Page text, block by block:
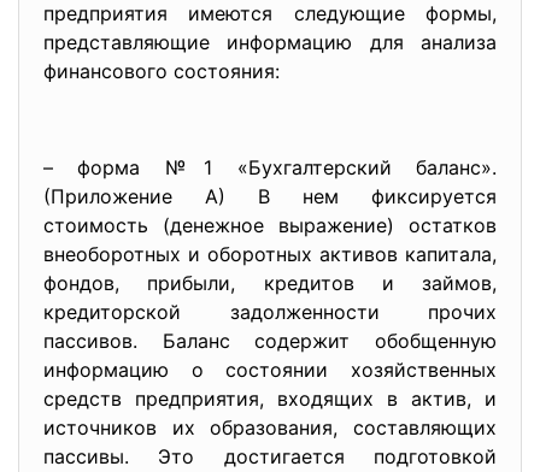
предприятия имеются следующие формы,
представляющие информацию для анализа
финансового состояния:
– форма №1 «Бухгалтерский баланс».
(Приложение А) В нем фиксируется
стоимость (денежное выражение) остатков
внеоборотных и оборотных активов капитала,
фондов, прибыли, кредитов и займов,
кредиторской задолженности прочих
пассивов. Баланс содержит обобщенную
информацию о состоянии хозяйственных
средств предприятия, входящих в актив, и
источников их образования, составляющих
пассивы. Это достигается подготовкой